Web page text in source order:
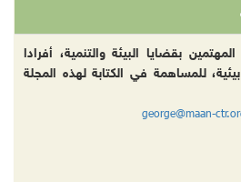
بقضايا البيئة والتنمية، أفرادا
للمساهمة في الكتابة لهذه المجلة
george@maan-